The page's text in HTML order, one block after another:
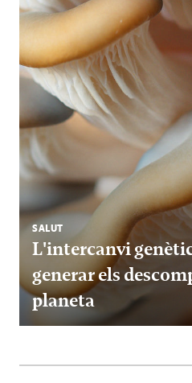
SALUT
L'intercanvi
generar els
planeta